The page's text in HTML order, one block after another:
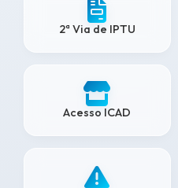
2ª Via de IPTU
Acesso ICAD